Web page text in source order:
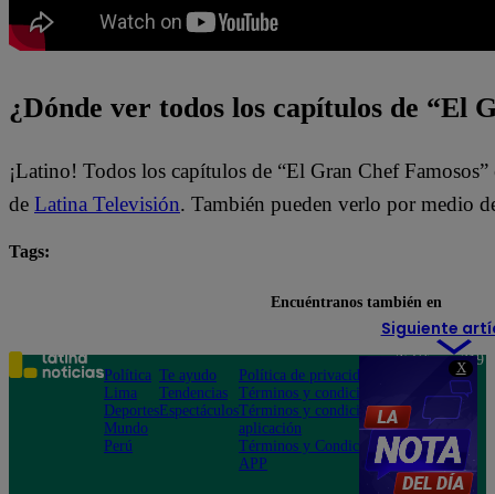
X
¿Dónde ver todos los capítulos de “El
¡Latino! Todos los capítulos de “El Gran Chef
de Latina Televisión. También pueden verlo por medio
Tags:
Siguiente
Encuéntranos también en
Política
Lima
Deportes
Mundo
Perú
Te ayudo
Tendencias
Espectáculos
Política de privacidad
Términos y condiciones
Términos y condiciones
aplicación
Términos y Condiciones
APP
Teléfono: 219
Av. San
Felipe 968
Jesús María